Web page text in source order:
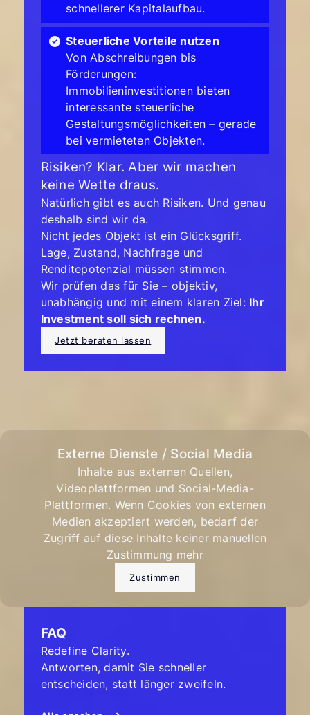
schnellerer Kapitalaufbau.
Steuerliche Vorteile nutzen
Von Abschreibungen bis
Förderungen:
Immobilieninvestitionen bieten
interessante steuerliche
Gestaltungsmöglichkeiten – gerade
bei vermieteten Objekten.
Risiken? Klar. Aber wir machen
keine Wette draus.
Natürlich gibt es auch Risiken. Und genau
deshalb sind wir da.
Nicht jedes Objekt ist ein Glücksgriff.
Lage, Zustand, Nachfrage und
Renditepotenzial müssen stimmen.
Wir prüfen das für Sie – objektiv,
unabhängig und mit einem klaren Ziel: Ihr
Investment soll sich rechnen.
Jetzt beraten lassen
Externe Dienste / Social Media
Inhalte aus externen Quellen,
Videoplattformen und Social-Media-
Plattformen. Wenn Cookies von externen
Medien akzeptiert werden, bedarf der
Zugriff auf diese Inhalte keiner manuellen
Zustimmung mehr
Zustimmen
FAQ
Redefine Clarity.
Antworten, damit Sie schneller
entscheiden, statt länger zweifeln.